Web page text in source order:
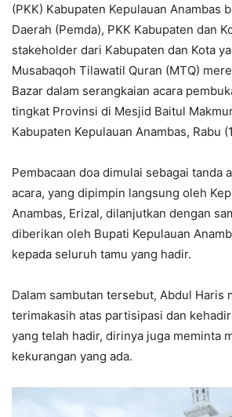
(PKK) Kabupaten Kepulauan Anambas
Daerah (Pemda), PKK Kabupaten dan
stakeholder dari Kabupaten dan Kota
Musabaqoh Tilawatil Quran (MTQ)
Bazar dalam serangkaian acara
tingkat Provinsi di Mesjid Baitul
Kabupaten Kepulauan Anambas, Rabu
Pembacaan doa dimulai sebagai tanda
acara, yang dipimpin langsung oleh
Anambas, Erizal, dilanjutkan dengan
diberikan oleh Bupati Kepulauan
kepada seluruh tamu yang hadir.
Dalam sambutan tersebut, Abdul Haris
terimakasih atas partisipasi dan
yang telah hadir, dirinya juga meminta
kekurangan yang ada.